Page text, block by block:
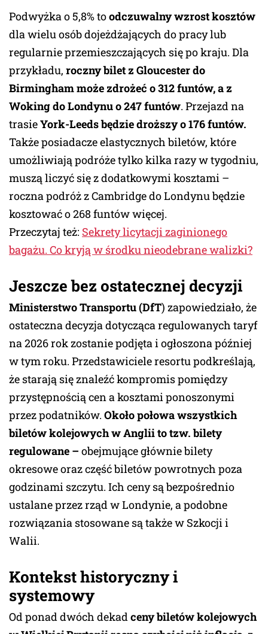
Podwyżka o 5,8% toodczuwalny wzrost kosztów
dla wielu osób dojeżdżających do pracy lub
regularnie przemieszczających się po kraju. Dla
przykładu, roczny bilet z Gloucester do
Birmingham może zdrożeć o 312 funtów, a z
Woking do Londynu o 247 funtów. Przejazd na
trasieYork-Leeds będzie droższy o 176 funtów.
Także posiadacze elastycznych biletów, które
umożliwiają podróże tylko kilka razy w tygodniu,
muszą liczyć się z dodatkowymi kosztami –
roczna podróż z Cambridge do Londynu będzie
kosztować o 268 funtów więcej.
Przeczytaj też: Sekrety licytacji zaginionego
bagażu. Co kryją w środku nieodebrane walizki?
Jeszcze bez ostatecznej decyzji
Ministerstwo Transportu (DfT) zapowiedziało, że
ostateczna decyzja dotycząca regulowanych taryf
na 2026 rok zostanie podjęta i ogłoszona później
w tym roku. Przedstawiciele resortu podkreślają,
że starają się znaleźć kompromis pomiędzy
przystępnością cen a kosztami ponoszonymi
przez podatników. Około połowa wszystkich
biletów kolejowych w Anglii to tzw. bilety
regulowane – obejmujące głównie bilety
okresowe oraz część biletów powrotnych poza
godzinami szczytu. Ich ceny są bezpośrednio
ustalane przez rząd w Londynie, a podobne
rozwiązania stosowane są także w Szkocji i
Walii.
Kontekst historyczny i
systemowy
Od ponad dwóch dekadceny biletów kolejowych